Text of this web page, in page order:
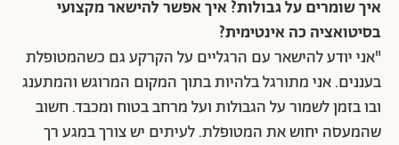
איך שומרים על גבולות? איך אפשר להישאר מקצועי
בסיטואציה כה אינטימית?
"אני יודע להישאר עם הרגליים על הקרקע גם כשהמטופלת
בעננים. אני מתורגל בלהיות בתוך המקום המרוגש והמתענג
ובו בזמן לשמור על הגבולות ועל מרחב בטוח ומכבד. חשוב
שהמעסה יחוש את המטופלת. לעיתים יש צורך במגע רך